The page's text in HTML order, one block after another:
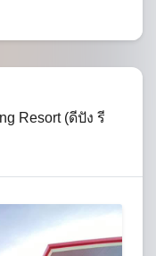
Resort (ดีปัง รี